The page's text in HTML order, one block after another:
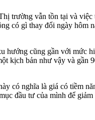
vẫn tồn tại và
có gì thay đổi ngày hôm
cũng gần với mức
kịch bản như vậy và gần
nghĩa là giá có tiềm
đầu tư của mình để